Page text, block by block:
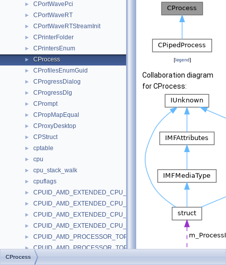
► CPortWavePci
► CPortWaveRT
► CPortWaveRTStreamInit
► CPrinterFolder
► CPrintersEnum
► CProcess
► CProfilesEnumGuid
► CProgressDialog
► CProgressDlg
► CPrompt
► CPropMapEqual
► CProxyDesktop
► CPStruct
► cptable
► cpu
► cpu_stack_walk
► cpuflags
► CPUID_AMD_EXTENDED_CPU_SIG_EAX
► CPUID_AMD_EXTENDED_CPU_SIG_EBX
► CPUID_AMD_EXTENDED_CPU_SIG_ECX
► CPUID_AMD_EXTENDED_CPU_SIG_EDX
► CPUID_AMD_PROCESSOR_TOPOLOGY_EAX
► CPUID_AMD_PROCESSOR_TOPOLOGY_EBX
► CPUID_AMD_PROCESSOR_TOPOLOGY_ECX
[legend]
Collaboration diagram
for CProcess:
CProcess